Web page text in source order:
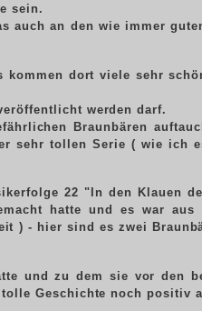
sein.
auch an den wie immer
dort viele sehr
werden darf.
Braunbären
sehr tollen Serie ( wie ich
22 "In den Klauen
hatte und es war aus
) - hier sind es zwei
und zu dem sie vor den
Geschichte noch positiv